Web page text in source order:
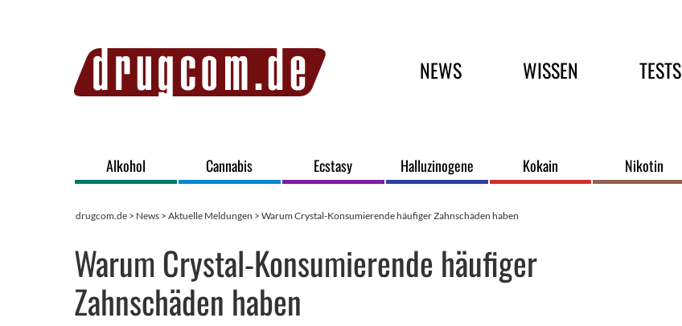
Hauptmenü
NEWS WISSEN TESTS
Alkohol Cannabis Ecstasy Halluzinogene Kokain Nikotin
drugcom.de > News > Aktuelle Meldungen > Warum Crystal-Konsumierende häufiger Zahnschäden haben
Warum Crystal-Konsumierende häufiger
Zahnschäden haben